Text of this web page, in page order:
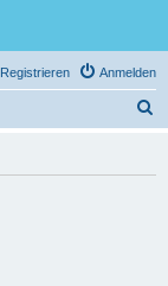
Anmelden
Registrieren